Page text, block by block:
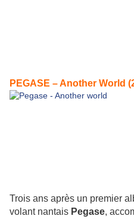
PEGASE – Another World
Trois ans après un premier
volant nantais Pegase,